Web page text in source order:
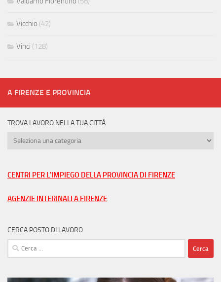
Vicchio (42)
Vinci (128)
A FIRENZE E PROVINCIA
TROVA LAVORO NELLA TUA CITTÀ
Trova
tua
CENTRI PER L'IMPIEGO DELLA PROVINCIA DI FIRENZE
AGENZIE INTERINALI A FIRENZE
CERCA POSTO DI LAVORO
Ricerca
per: